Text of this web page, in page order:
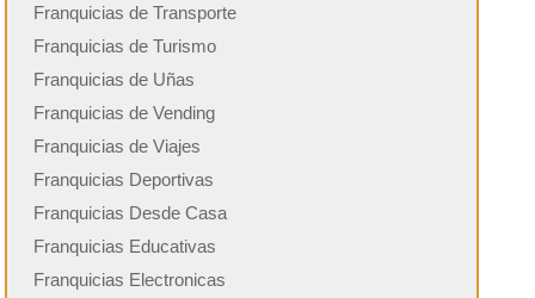
Franquicias de Transporte
Franquicias de Turismo
Franquicias de Uñas
Franquicias de Vending
Franquicias de Viajes
Franquicias Deportivas
Franquicias Desde Casa
Franquicias Educativas
Franquicias Electronicas